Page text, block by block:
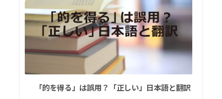
「的を得る」は誤用？「正しい」日本語と翻訳